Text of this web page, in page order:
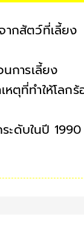
ากสัตว์ที่เลี้ยง
การเลี้ยง
ตุที่ทำให้โลกร้
ะดับในปี 1990